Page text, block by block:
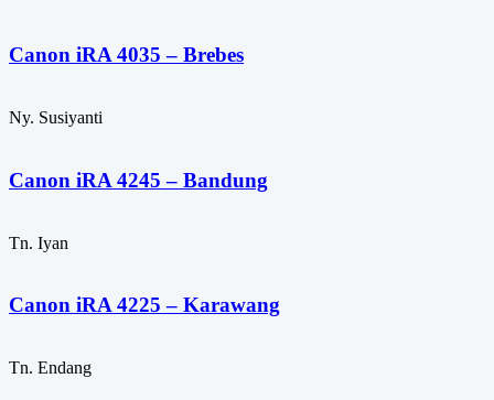
Canon iRA 4035 – Brebes
Ny. Susiyanti
Canon iRA 4245 – Bandung
Tn. Iyan
Canon iRA 4225 – Karawang
Tn. Endang